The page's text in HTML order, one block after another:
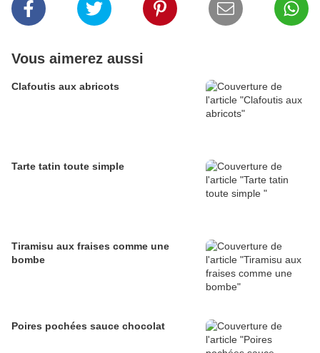
Vous aimerez aussi
Clafoutis aux abricots
Tarte tatin toute simple
Tiramisu aux fraises comme une
bombe
Poires pochées sauce chocolat